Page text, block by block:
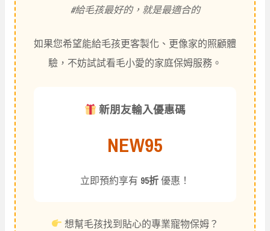
#給毛孩最好的，就是最適合的
如果您希望能給毛孩更客製化、更像家的照顧體
驗，不妨試試看毛小愛的家庭保姆服務。
新朋友輸入優惠碼
NEW95
立即預約享有 95折優惠！
想幫毛孩找到貼心的專業寵物保姆？